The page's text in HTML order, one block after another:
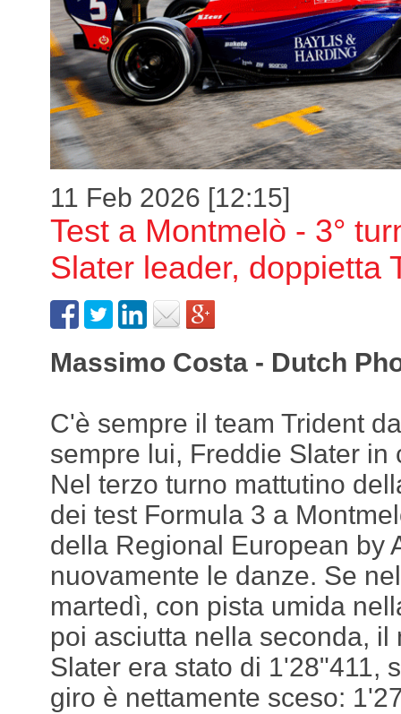
11 Feb 2026 [12:15]
Test a Montmelò - 3°
Slater leader, doppietta
Massimo Costa - Dutch
C'è sempre il team Trident
sempre lui, Freddie Slater in
Nel terzo turno mattutino
dei test Formula 3 a
della Regional European by
nuovamente le danze. Se
martedì, con pista umida
poi asciutta nella seconda, il
Slater era stato di 1'28"411,
giro è nettamente sceso: